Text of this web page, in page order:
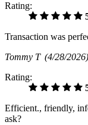
Rating:
Transaction was
Tommy T (4/28/2026)
Rating:
Efficient., friendly,
ask?